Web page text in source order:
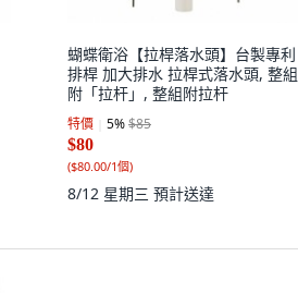
蝴蝶衛浴【拉桿落水頭】台製專利
排桿 加大排水 拉桿式落水頭, 整組
附「拉杆」, 整組附拉杆
特價 5%$85
$80
($80.00/1個)
8/12 星期三 預計送達